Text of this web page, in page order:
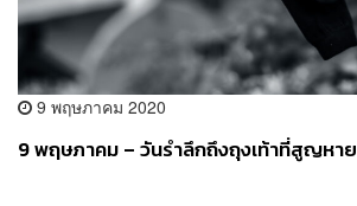
9 พฤษภาคม 2020
9 พฤษภาคม – วันรำลึกถึงถุงเท้าที่สูญหาย